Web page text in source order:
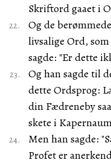
Skriftord gaaet i
Og de
livsalige Ord,
sagde: "Er dette
Og han sagde til
dette Ordsprog:
din Fædreneby
skete i
Men han sagde:
Profet er